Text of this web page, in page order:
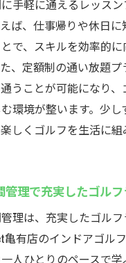
手軽に通えるレッス
ば、仕事帰りや休日
で、スキルを効率的
、定額制の通い放題
うことが可能になり
環境が整います。少
しくゴルフを生活に
管理で充実したゴル
理は、充実したゴル
亀有店のインドアゴル
人ひとりのペースで